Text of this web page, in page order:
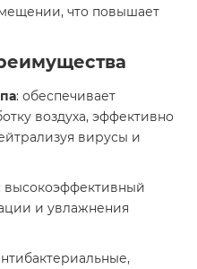
что повышает
: обеспечивает
воздуха, эффективно
вирусы и
высокоэффективный
и увлажнения